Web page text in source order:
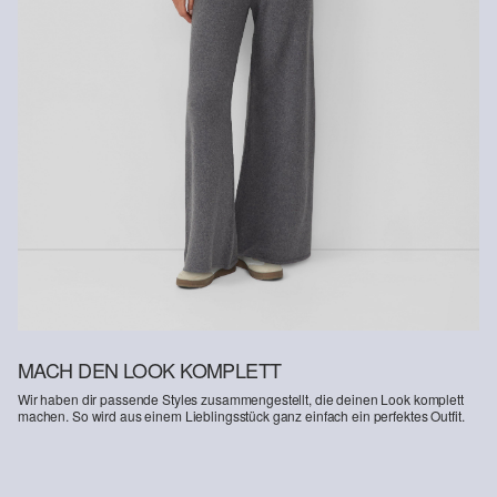
Erhalt der Ware an uns zurückschicken. Fashion Card und VIP
Kunden haben nach Erhalt der Ware 30 Tage Zeit, um ihre Artikel
Weitere Informationen sind unserer „
Deine Retoure kannst du online anmelden.
MACH DEN LOOK KOMPLETT
Wir haben dir passende Styles zusammengestellt, die deinen Look komplett
machen. So wird aus einem Lieblingsstück ganz einfach ein perfektes Outfit.